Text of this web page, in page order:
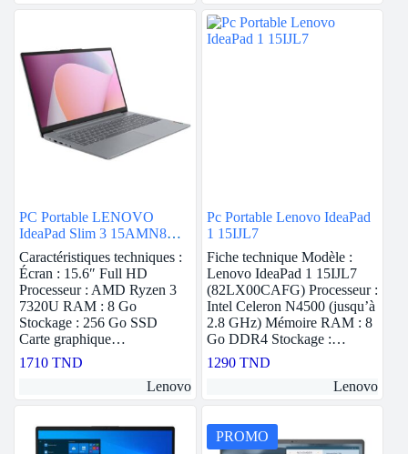
PC Portable LENOVO
IdeaPad Slim 3 15AMN8
AMD RYZEN 3 8G 256G
SSD – Gris
Caractéristiques techniques :
Écran : 15.6″ Full HD
Processeur : AMD Ryzen 3
7320U RAM : 8 Go
Stockage : 256 Go SSD
Carte graphique…
1710 TND
Lenovo
Pc Portable Lenovo IdeaPad
1 15IJL7
Fiche technique Modèle :
Lenovo IdeaPad 1 15IJL7
(82LX00CAFG) Processeur :
Intel Celeron N4500 (jusqu’à
2.8 GHz) Mémoire RAM : 8
Go DDR4 Stockage :…
1290 TND
Lenovo
PROMO